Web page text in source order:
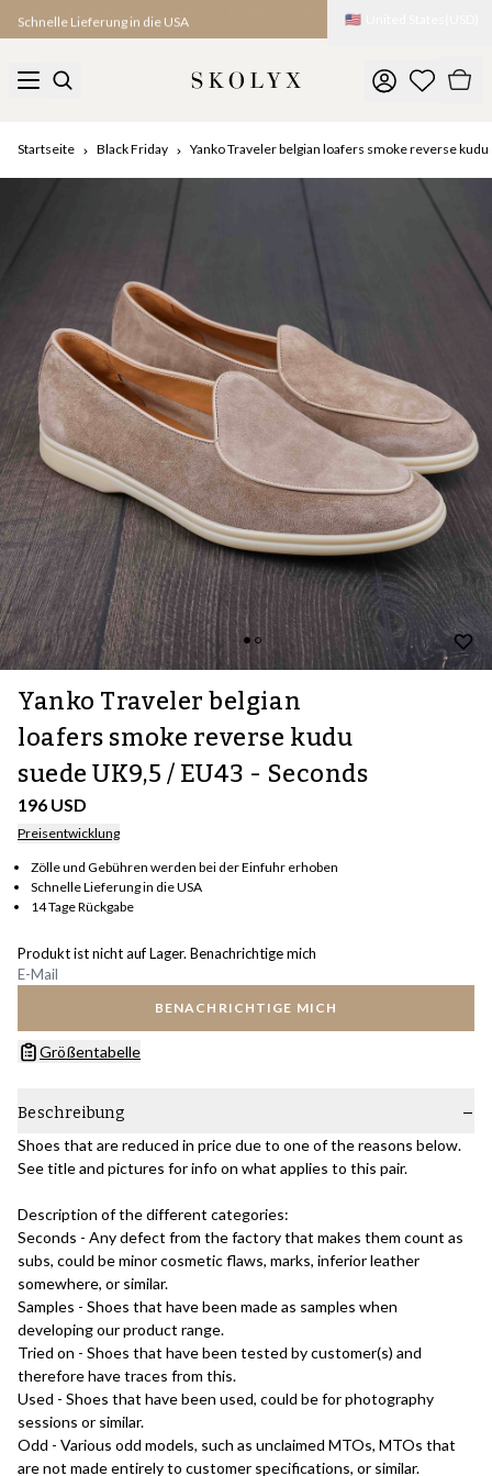
Schnelle Lieferung in die USA 🇺🇸
Startseite Black Friday Yanko Traveler belgian loafers smoke reverse
Yanko Traveler belgian
loafers smoke reverse kudu
suede UK9,5 / EU43 - Seconds
196 USD
Preisentwicklung
Zölle und Gebühren werden bei der Einfuhr erhoben
Schnelle Lieferung in die USA
14 Tage Rückgabe
Produkt ist nicht auf Lager. Benachrichtige mich
BENACHRICHTIGE MICH
Größentabelle
Beschreibung
Shoes that are reduced in price due to one of the reasons below.
See title and pictures for info on what applies to this pair.
Description of the different categories:
Seconds - Any defect from the factory that makes them count as
subs, could be minor cosmetic flaws, marks, inferior leather
somewhere, or similar.
Samples - Shoes that have been made as samples when
developing our product range.
Tried on - Shoes that have been tested by customer(s) and
therefore have traces from this.
Used - Shoes that have been used, could be for photography
sessions or similar.
Odd - Various odd models, such as unclaimed MTOs, MTOs that
are not made entirely to customer specifications, or similar.